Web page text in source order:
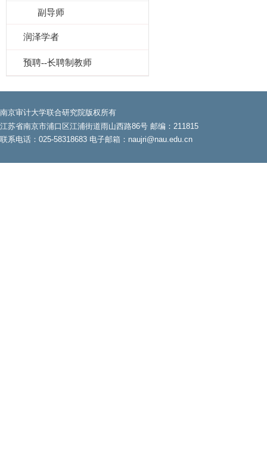
副导师
润泽学者
预聘--长聘制教师
南京审计大学联合研究院版权所有
江苏省南京市浦口区江浦街道雨山西路86号 邮编：211815
联系电话：025-58318683 电子邮箱：naujri@nau.edu.cn